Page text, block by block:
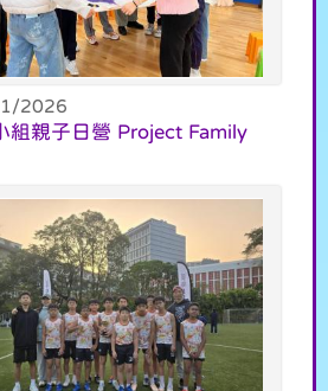
2026
組親子日營 Project Family